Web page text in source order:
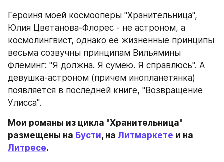
Героиня моей космооперы "Хранительница",
Юлия Цветанова-Флорес - не астроном, а
космолингвист, однако ее жизненные принципы
весьма созвучны принципам Вильямины
Флеминг: "Я должна. Я сумею. Я справлюсь". А
девушка-астроном (причем инопланетянка)
появляется в последней книге, "Возвращение
Улисса".
Мои романы из цикла "Хранительница"
размещены на Бусти, на Литмаркете
Литресе.